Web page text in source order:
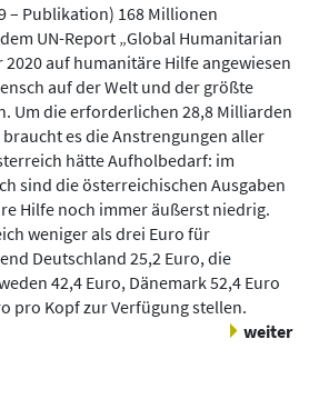
– Publikation) 168 Millionen
UN-Report „Global Humanitarian
2020 auf humanitäre Hilfe angewiesen
auf der Welt und der größte
Um die erforderlichen 28,8 Milliarden
es die Anstrengungen aller
hätte Aufholbedarf: im
sind die österreichischen Ausgaben
Hilfe noch immer äußerst niedrig.
weniger als drei Euro für
Deutschland 25,2 Euro, die
42,4 Euro, Dänemark 52,4 Euro
pro Kopf zur Verfügung stellen.
weiter